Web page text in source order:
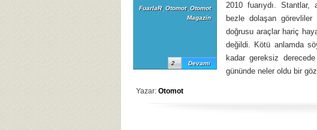
FuarlaR, Otomot, Otomot
Magazin
Devamı
2
2010 fuarıydı. Stantlar,
bezle dolaşan
doğrusu araçlar hariç
değildi. Kötü anlamda
kadar gereksiz
gününde neler oldu bir
Yazar: Otomot